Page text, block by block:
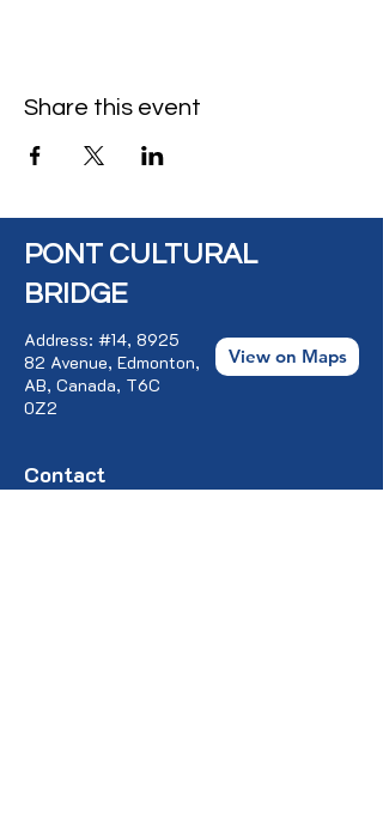
Share this event
PONT CULTURAL
BRIDGE
Address: #14, 8925
82 Avenue, Edmonton,
AB, Canada, T6C
0Z2
View on Maps
Contact